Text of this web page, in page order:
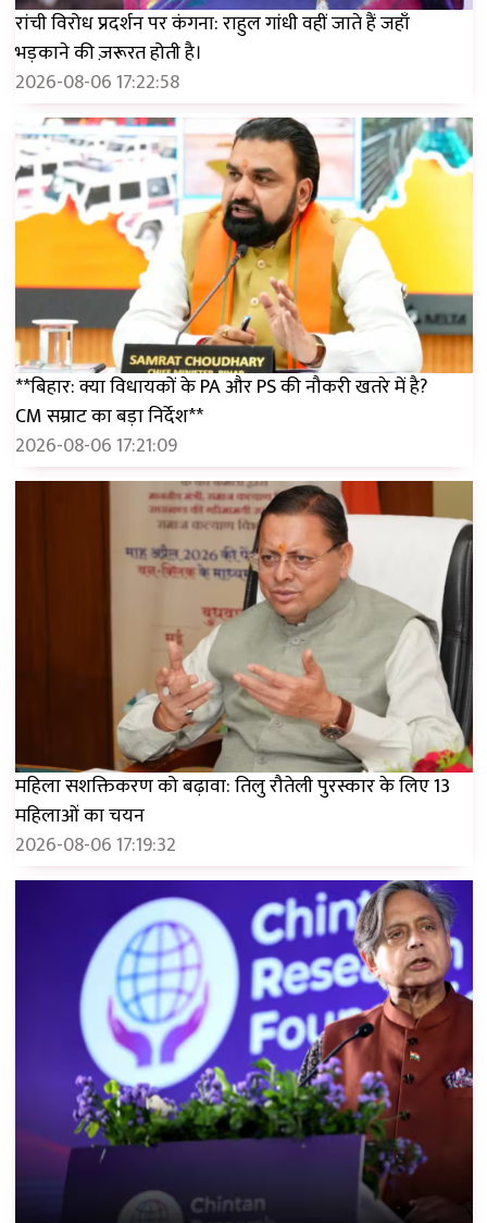
रांची विरोध प्रदर्शन पर कंगना: राहुल गांधी वहीं जाते हैं जहाँ
भड़काने की ज़रूरत होती है।
2026-08-06 17:22:58
**बिहार: क्या विधायकों के PA और PS की नौकरी खतरे में है?
CM सम्राट का बड़ा निर्देश**
2026-08-06 17:21:09
महिला सशक्तिकरण को बढ़ावा: तिलु रौतेली पुरस्कार के लिए 13
महिलाओं का चयन
2026-08-06 17:19:32